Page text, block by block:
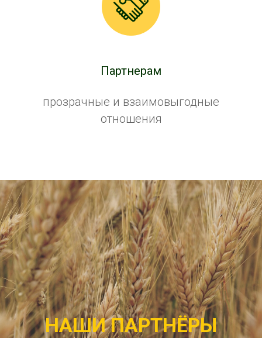
Партнерам
прозрачные и взаимовыгодные
отношения
НАШИ ПАРТНЁРЫ